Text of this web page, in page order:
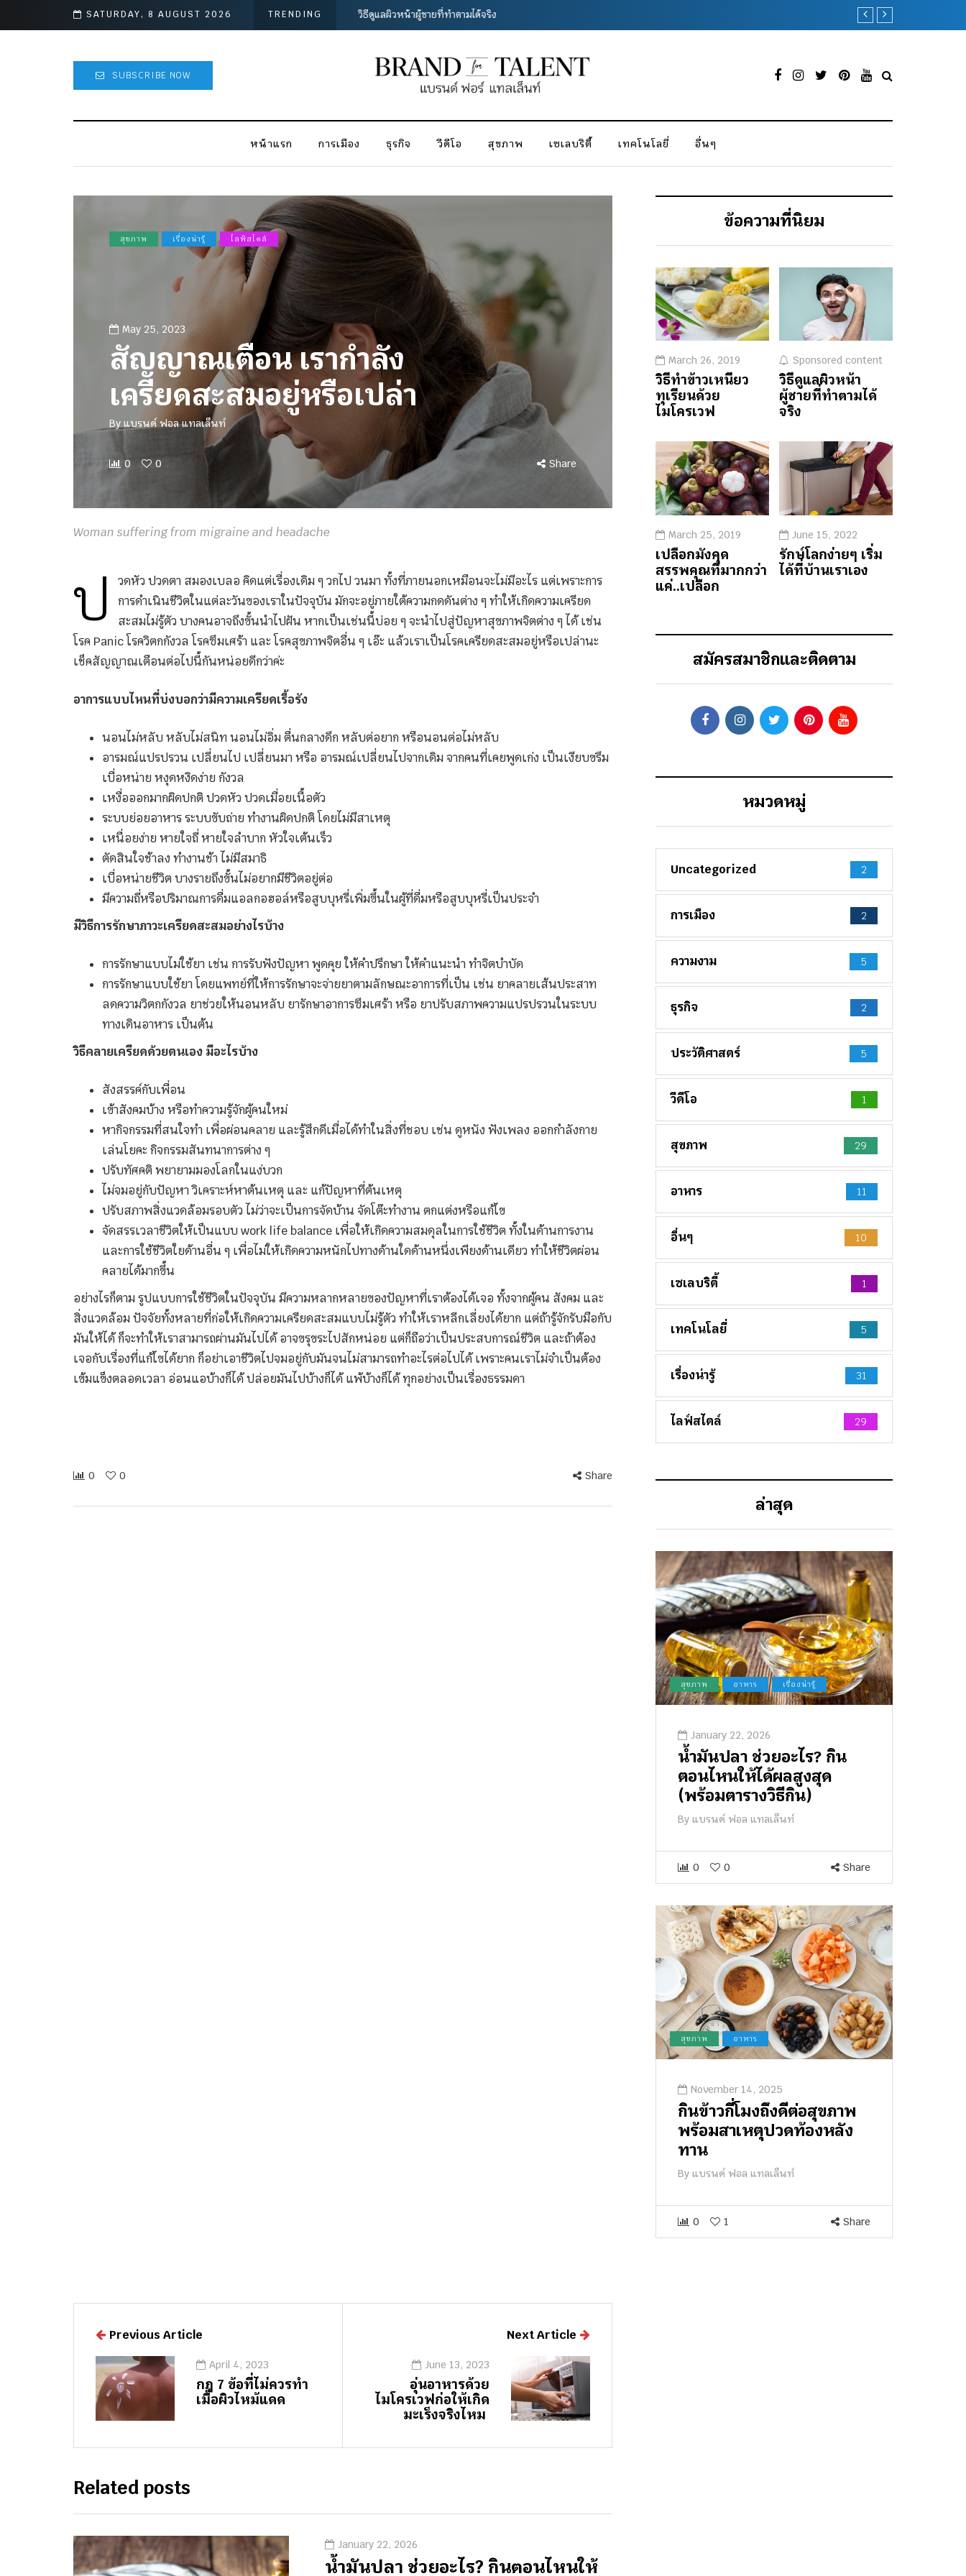
SATURDAY, 8 AUGUST 2026 TRENDING เปลือกมังคุด สรรพคุณที่มากกว่าแค่..เปลือก ผ้าขนหนู ของขวัญที่
SUBSCRIBE NOW
หน้าแรก การเมือง ธุรกิจ วีดีโอ สุขภาพ เซเลบริตี้ เทคโนโลยี่ อื่นๆ
สุขภาพ เรื่องน่ารู้ ไลฟ์สไตล์
May 25, 2023
สัญญาณเตือน เรากำลัง
เครียดสะสมอยู่หรือเปล่า
By แบรนด์ ฟอล แทลเล็นท์
0 0 Share
Woman suffering from migraine and headache
ป
วดหัว ปวดตา สมองเบลอ คิดแต่เรื่องเดิม ๆ วกไป วนมา ทั้งที่ภายนอกเหมือนจะไม่มีอะไร แต่เพราะการ
การดำเนินชีวิตในแต่ละวันของเราในปัจจุบัน มักจะอยู่ภายใต้ความกดดันต่าง ๆ ทำให้เกิดความเครียด
สะสมไม่รู้ตัว บางคนอาจถึงขั้นนำไปฝัน หากเป็นเช่นนี้บ่อย ๆ จะนำไปสู่ปัญหาสุขภาพจิตต่าง ๆ ได้ เช่น
โรค Panic โรควิตกกังวล โรคซึมเศร้า และ โรคสุขภาพจิตอื่น ๆ เอ๊ะ แล้วเราเป็นโรคเครียดสะสมอยู่หรือเปล่านะ
เช็คสัญญาณเตือนต่อไปนี้กันหน่อยดีกว่าค่ะ
อาการแบบไหนที่บ่งบอกว่ามีความเครียดเรื้อรัง
นอนไม่หลับ หลับไม่สนิท นอนไม่อิ่ม ตื่นกลางดึก หลับต่อยาก หรือนอนต่อไม่หลับ
อารมณ์แปรปรวน เปลี่ยนไป เปลี่ยนมา หรือ อารมณ์เปลี่ยนไปจากเดิม จากคนที่เคยพูดเก่ง เป็นเงียบขรึม
เบื่อหน่าย หงุดหงิดง่าย กังวล
เหงื่อออกมากผิดปกติ ปวดหัว ปวดเมื่อยเนื้อตัว
ระบบย่อยอาหาร ระบบขับถ่าย ทำงานผิดปกติ โดยไม่มีสาเหตุ
เหนื่อยง่าย หายใจถี่ หายใจลำบาก หัวใจเต้นเร็ว
ตัดสินใจช้าลง ทำงานช้า ไม่มีสมาธิ
เบื่อหน่ายชีวิต บางรายถึงขั้นไม่อยากมีชีวิตอยู่ต่อ
มีความถี่หรือปริมาณการดื่มแอลกอฮอล์หรือสูบบุหรี่เพิ่มขึ้นในผู้ที่ดื่มหรือสูบบุหรี่เป็นประจำ
มีวิธีการรักษาภาวะเครียดสะสมอย่างไรบ้าง
การรักษาแบบไม่ใช้ยา เช่น การรับฟังปัญหา พูดคุย ให้คำปรึกษา ให้คำแนะนำ ทำจิตบำบัด
การรักษาแบบใช้ยา โดยแพทย์ที่ให้การรักษาจะจ่ายยาตามลักษณะอาการที่เป็น เช่น ยาคลายเส้นประสาท
ลดความวิตกกังวล ยาช่วยให้นอนหลับ ยารักษาอาการซึมเศร้า หรือ ยาปรับสภาพความแปรปรวนในระบบ
ทางเดินอาหาร เป็นต้น
วิธีคลายเครียดด้วยตนเอง มีอะไรบ้าง
สังสรรค์กับเพื่อน
เข้าสังคมบ้าง หรือทำความรู้จักผู้คนใหม่
หากิจกรรมที่สนใจทำ เพื่อผ่อนคลาย และรู้สึกดีเมื่อได้ทำในสิ่งที่ชอบ เช่น ดูหนัง ฟังเพลง ออกกำลังกาย
เล่นโยคะ กิจกรรมสันทนาการต่าง ๆ
ปรับทัศคติ พยายามมองโลกในแง่บวก
ไม่จมอยู่กับปัญหา วิเคราะห์หาต้นเหตุ และ แก้ปัญหาที่ต้นเหตุ
ปรับสภาพสิ่งแวดล้อมรอบตัว ไม่ว่าจะเป็นการจัดบ้าน จัดโต๊ะทำงาน ตกแต่งหรือแก้ไข
จัดสรรเวลาชีวิตให้เป็นแบบ work life balance เพื่อให้เกิดความสมดุลในการใช้ชีวิต ทั้งในด้านการงาน
และการใช้ชีวิตใยด้านอื่น ๆ เพื่อไม่ให้เกิดความหนักไปทางด้านใดด้านหนึ่งเพียงด้านเดียว ทำให้ชีวิตผ่อน
คลายได้มากขึ้น
อย่างไรก็ตาม รูปแบบการใช้ชีวิตในปัจจุบัน มีความหลากหลายของปัญหาที่เราต้องได้เจอ ทั้งจากผู้คน สังคม และ
สิ่งแวดล้อม ปัจจัยทั้งหลายที่ก่อให้เกิดความเครียดสะสมแบบไม่รู้ตัว ทำให้เราหลีกเลี่ยงได้ยาก แต่ถ้ารู้จักรับมือกับ
มันให้ได้ ก็จะทำให้เราสามารถผ่านมันไปได้ อาจขรุขระไปสักหน่อย แต่ก็ถือว่าเป็นประสบการณ์ชีวิต และถ้าต้อง
เจอกับเรื่องที่แก้ไขได้ยาก ก็อย่าเอาชีวิตไปจมอยู่กับมันจนไม่สามารถทำอะไรต่อไปได้ เพราะคนเราไม่จำเป็นต้อง
เข้มแข็งตลอดเวลา อ่อนแอบ้างก็ได้ ปล่อยมันไปบ้างก็ได้ แพ้บ้างก็ได้ ทุกอย่างเป็นเรื่องธรรมดา
0 0 Share
ข้อความที่นิยม
March 26, 2019
วิธีทำข้าวเหนียว
ทุเรียนด้วย
ไมโครเวฟ
Sponsored content
วิธีดูแลผิวหน้า
ผู้ชายที่ทำตามได้
จริง
March 25, 2019
เปลือกมังคุด
สรรพคุณที่มากกว่า
แค่..เปลือก
June 15, 2022
รักษ์โลกง่ายๆ เริ่ม
ได้ที่บ้านเราเอง
สมัครสมาชิกและติดตาม
หมวดหมู่
Uncategorized 2
การเมือง 2
ความงาม 5
ธุรกิจ 2
ประวัติศาสตร์ 5
วีดีโอ 1
สุขภาพ 29
อาหาร 11
อื่นๆ 10
เซเลบริตี้ 1
เทคโนโลยี่ 5
เรื่องน่ารู้ 31
ไลฟ์สไตล์ 29
ล่าสุด
สุขภาพ อาหาร เรื่องน่ารู้
January 22, 2026
น้ำมันปลา ช่วยอะไร? กิน
ตอนไหนให้ได้ผลสูงสุด
(พร้อมตารางวิธีกิน)
By แบรนด์ ฟอล แทลเล็นท์
0 0 Share
สุขภาพ อาหาร
November 14, 2025
กินข้าวกี่โมงถึงดีต่อสุขภาพ
พร้อมสาเหตุปวดท้องหลัง
ทาน
By แบรนด์ ฟอล แทลเล็นท์
0 1 Share
Previous Article
April 4, 2023
กฏ 7 ข้อที่ไม่ควรทำ
เมื่อผิวไหม้แดด
Next Article
June 13, 2023
อุ่นอาหารด้วย
ไมโครเวฟก่อให้เกิด
มะเร็งจริงไหม
Related posts
January 22, 2026
น้ำมันปลา ช่วยอะไร? กินตอนไหนให้